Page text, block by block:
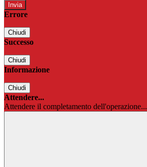
Errore
Chiudi
Successo
Chiudi
Informazione
Chiudi
Attendere...
Attendere il completamento dell'operazione...